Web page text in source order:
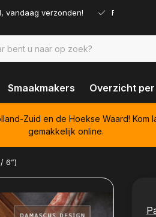
vandaag verzonden! Ruim
Smaakmakers Overzicht
Zuid en de Hoekse Waard!
gemakkelijk online.
6”)